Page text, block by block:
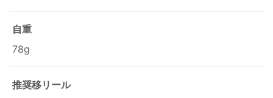
自重
78g
推奨移リール